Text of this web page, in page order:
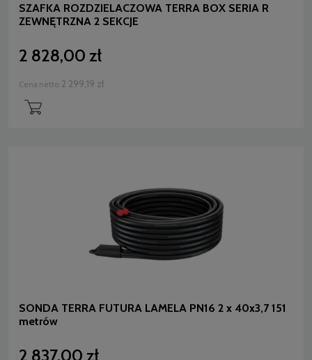
SZAFKA ROZDZIELACZOWA TERRA BOX SERIA R
ZEWNĘTRZNA 2 SEKCJE
2 828,00 zł
Cena netto: 2 299,19 zł
SONDA TERRA FUTURA LAMELA PN16 2 x 40x3,7 151
metrów
2 837,00 zł